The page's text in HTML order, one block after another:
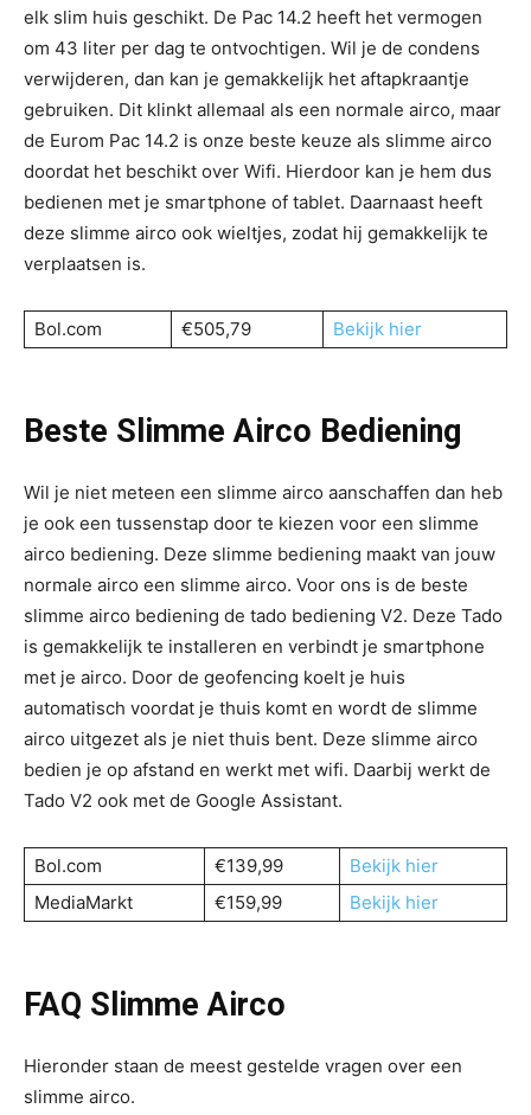
elk slim huis geschikt. De Pac 14.2 heeft het vermogen
om 43 liter per dag te ontvochtigen. Wil je de condens
verwijderen, dan kan je gemakkelijk het aftapkraantje
gebruiken. Dit klinkt allemaal als een normale airco, maar
de Eurom Pac 14.2 is onze beste keuze als slimme airco
doordat het beschikt over Wifi. Hierdoor kan je hem dus
bedienen met je smartphone of tablet. Daarnaast heeft
deze slimme airco ook wieltjes, zodat hij gemakkelijk te
verplaatsen is.
Bol.com €505,79 Bekijk hier
Beste Slimme Airco Bediening
Wil je niet meteen een slimme airco aanschaffen dan heb
je ook een tussenstap door te kiezen voor een slimme
airco bediening. Deze slimme bediening maakt van jouw
normale airco een slimme airco. Voor ons is de beste
slimme airco bediening de tado bediening V2. Deze Tado
is gemakkelijk te installeren en verbindt je smartphone
met je airco. Door de geofencing koelt je huis
automatisch voordat je thuis komt en wordt de slimme
airco uitgezet als je niet thuis bent. Deze slimme airco
bedien je op afstand en werkt met wifi. Daarbij werkt de
Tado V2 ook met de Google Assistant.
Bol.com €139,99
Bekijk hier
MediaMarkt
€159,99 Bekijk hier
FAQ Slimme Airco
Hieronder staan de meest gestelde vragen over een
slimme airco.